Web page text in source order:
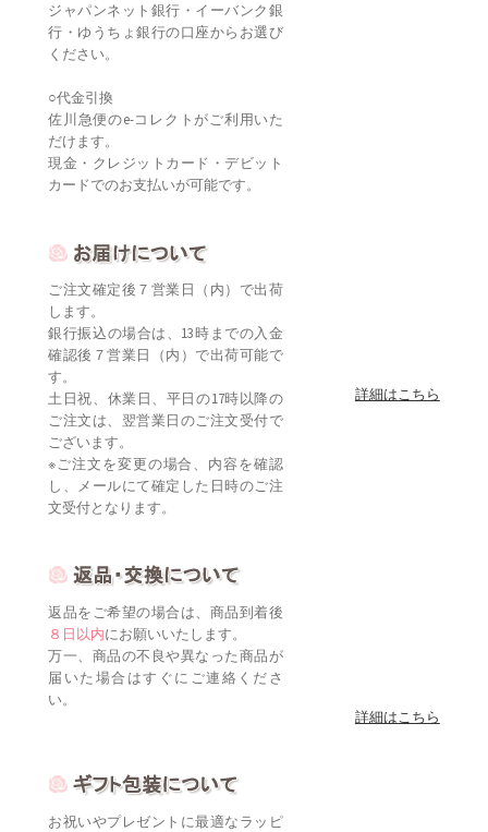
ジャパンネット銀行・イーバンク銀
行・ゆうちょ銀行の口座からお選び
ください。
○代金引換
佐川急便のe-コレクトがご利用いた
だけます。
現金・クレジットカード・デビット
カードでのお支払いが可能です。
ご注文確定後７営業日（内）で出荷
します。
銀行振込の場合は、13時までの入金
確認後７営業日（内）で出荷可能で
す。
土日祝、休業日、平日の17時以降の
ご注文は、翌営業日のご注文受付で
ございます。
※ご注文を変更の場合、内容を確認
し、メールにて確定した日時のご注
文受付となります。
詳細はこちら
返品をご希望の場合は、商品到着後
８日以内にお願いいたします。
万一、商品の不良や異なった商品が
届いた場合はすぐにご連絡くださ
い。
詳細はこちら
お祝いやプレゼントに最適なラッピ